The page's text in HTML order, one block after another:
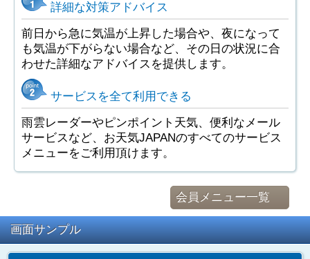
詳細な対策アドバイス
前日から急に気温が上昇した場合や、夜になって
も気温が下がらない場合など、その日の状況に合
わせた詳細なアドバイスを提供します。
サービスを全て利用できる
雨雲レーダーやピンポイント天気、便利なメール
サービスなど、お天気JAPANのすべてのサービス
メニューをご利用頂けます。
会員メニュー一覧
画面サンプル